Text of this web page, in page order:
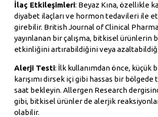
İlaç Etkileşimleri: Beyaz Kına, özellikle
diyabet ilaçları ve hormon tedavileri ile
girebilir. British Journal of Clinical
yayınlanan bir çalışma, bitkisel ürünlerin
etkinliğini artırabildiğini veya
Alerji Testi: İlk kullanımdan önce, küçük
karışımı dirsek içi gibi hassas bir bölgede
saat bekleyin. Allergen Research
gibi, bitkisel ürünler de alerjik
olabilir.